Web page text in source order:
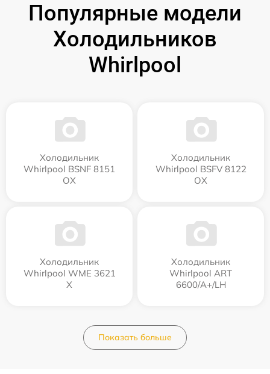
Популярные модели
Холодильников
Whirlpool
Холодильник
Whirlpool BSNF 8151
OX
Холодильник
Whirlpool BSFV 8122
OX
Холодильник
Whirlpool WME 3621
X
Холодильник
Whirlpool ART
6600/A+/LH
Показать больше